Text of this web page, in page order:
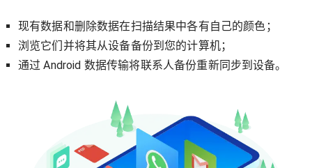
现有数据和删除数据在扫描结果中各有自己的颜色；
浏览它们并将其从设备备份到您的计算机；
通过 Android 数据传输将联系人备份重新同步到设备。